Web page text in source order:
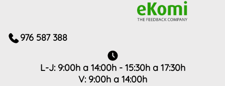
976 587 388
L-J: 9:00h a 14:00h - 15:30h a 17:30h
V: 9:00h a 14:00h